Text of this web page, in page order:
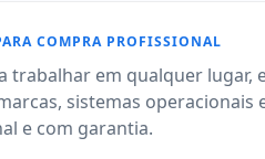
COMPRA PROFISSIONAL
trabalhar em qualquer
sistemas
e com garantia.